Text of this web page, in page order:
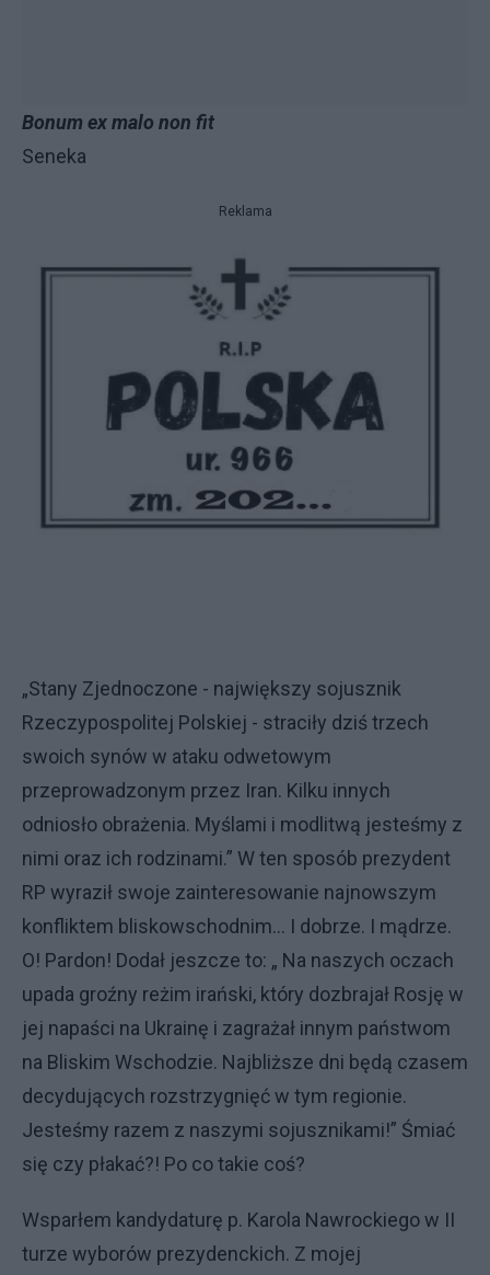
Bonum ex malo non fit
Seneka
Reklama
„Stany Zjednoczone - największy sojusznik
Rzeczypospolitej Polskiej - straciły dziś trzech
swoich synów w ataku odwetowym
przeprowadzonym przez Iran. Kilku innych
odniosło obrażenia. Myślami i modlitwą jesteśmy z
nimi oraz ich rodzinami.” W ten sposób prezydent
RP wyraził swoje zainteresowanie najnowszym
konfliktem bliskowschodnim… I dobrze. I mądrze.
O! Pardon! Dodał jeszcze to: „ Na naszych oczach
upada groźny reżim irański, który dozbrajał Rosję w
jej napaści na Ukrainę i zagrażał innym państwom
na Bliskim Wschodzie. Najbliższe dni będą czasem
decydujących rozstrzygnięć w tym regionie.
Jesteśmy razem z naszymi sojusznikami!” Śmiać
się czy płakać?! Po co takie coś?
Wsparłem kandydaturę p. Karola Nawrockiego w II
turze wyborów prezydenckich. Z mojej